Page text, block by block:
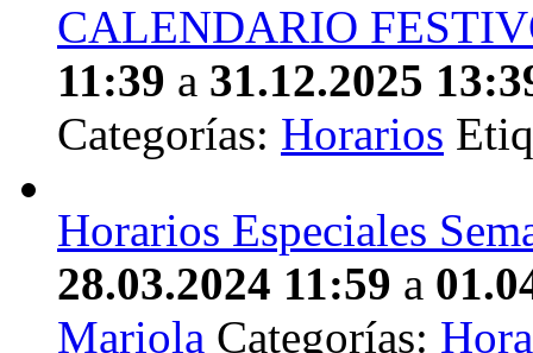
CALENDARIO
11:39 a 31.12.2025
Categorías: Horarios
Horarios Especiales
28.03.2024 11:59 a
Mariola Categorías: